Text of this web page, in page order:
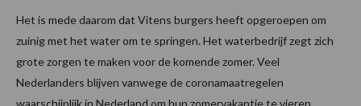
Het is mede daarom dat Vitens burgers heeft opgeroepen om
zuinig met het water om te springen. Het waterbedrijf zegt zich
grote zorgen te maken voor de komende zomer. Veel
Nederlanders blijven vanwege de coronamaatregelen
waarschijnlijk in Nederland om hun zomervakantie te vieren.